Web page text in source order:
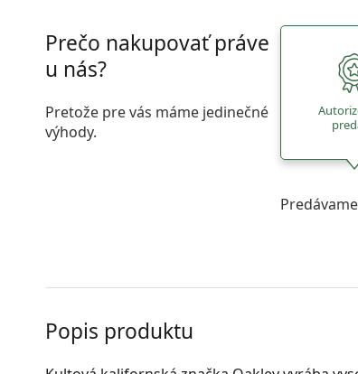
Prečo nakupovať práve
u nás?
Pretože pre vás máme jedinečné
výhody.
Popis produktu